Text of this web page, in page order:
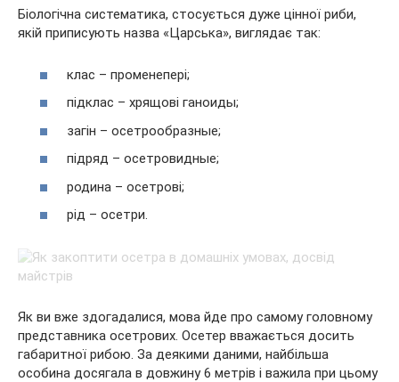
Біологічна систематика, стосується дуже цінної риби,
якій приписують назва «Царська», виглядає так:
клас – променепері;
підклас – хрящові ганоиды;
загін – осетрообразные;
підряд – осетровидные;
родина – осетрові;
рід – осетри.
Як ви вже здогадалися, мова йде про самому головному
представника осетрових. Осетер вважається досить
габаритної рибою. За деякими даними, найбільша
особина досягала в довжину 6 метрів і важила при цьому